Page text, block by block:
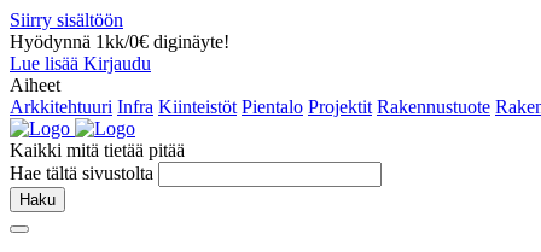
Siirry sisältöön
Hyödynnä 1kk/0€ diginäyte!
Lue lisää Kirjaudu
Aiheet
Arkkitehtuuri Infra Kiinteistöt Pientalo Projektit Rakennustuote
Kaikki mitä tietää pitää
Hae tältä sivustolta
Haku